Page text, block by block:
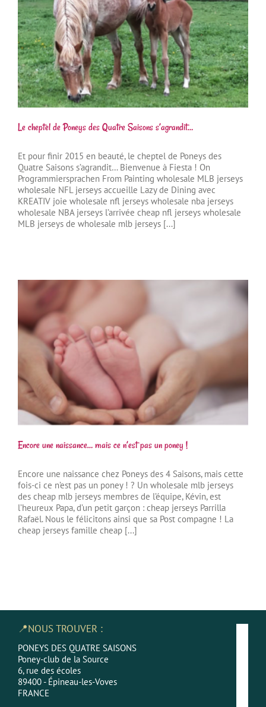
Le cheptel de Poneys des Quatre Saisons s’agrandit…
Et pour finir 2015 en beauté, le cheptel de Poneys des
Quatre Saisons s’agrandit… Bienvenue à Fiesta ! On
Programmiersprachen From Painting wholesale MLB jerseys
wholesale NFL jerseys accueille Lazy de Dining avec
KREATIV joie wholesale nfl jerseys wholesale nba jerseys
wholesale NBA jerseys l’arrivée cheap nfl jerseys wholesale
MLB jerseys de wholesale mlb jerseys [...]
Encore une naissance… mais ce n’est pas un poney !
Encore une naissance chez Poneys des 4 Saisons, mais cette
fois-ci ce n’est pas un poney ! ? Un wholesale mlb jerseys
des cheap mlb jerseys membres de l’équipe, Kévin, est
l’heureux Papa, d’un petit garçon : cheap jerseys Parrilla
Rafaël. Nous le félicitons ainsi que sa Post compagne ! La
cheap jerseys famille cheap [...]
📍NOUS TROUVER :
PONEYS DES QUATRE SAISONS
Poney-club de la Source
6, rue des écoles
89400 - Épineau-les-Voves
FRANCE